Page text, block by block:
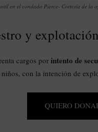
en el condado Pierce- Cortesía de la
y
cargos por intento de
con la intención de
QUIERO